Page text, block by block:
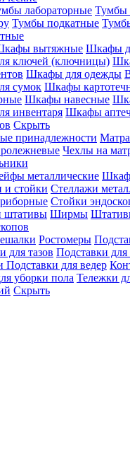
лабораторные Тумбы
Тумбы подкатные
вытяжные Шкафы
ключей (ключницы)
Шкафы для одежды
сумок Шкафы
Шкафы навесные
инвентаря Шкафы
Скрыть
принадлежности
Чехлы на
металлические
и стойки Стеллажи
Стойки
Ширмы
Ростомеры
для тазов Подставки для
Подставки для ведер
уборки пола Тележки
Скрыть